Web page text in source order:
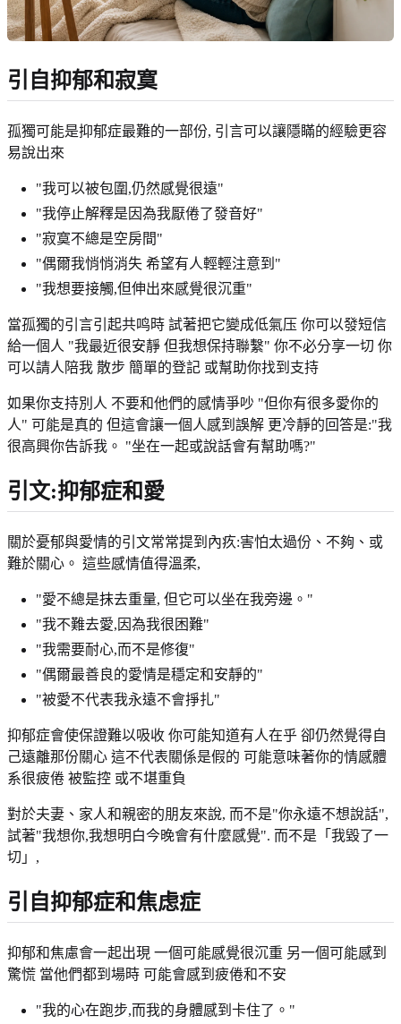
引自抑郁和寂寞
孤獨可能是抑郁症最難的一部份, 引言可以讓隱瞞的經驗更容
易說出來
"我可以被包圍,仍然感覺很遠"
"我停止解釋是因為我厭倦了發音好"
"寂寞不總是空房間"
"偶爾我悄悄消失 希望有人輕輕注意到"
"我想要接觸,但伸出來感覺很沉重"
當孤獨的引言引起共鸣時 試著把它變成低氣压 你可以發短信
給一個人 "我最近很安靜 但我想保持聯繫" 你不必分享一切 你
可以請人陪我 散步 簡單的登記 或幫助你找到支持
如果你支持別人 不要和他們的感情爭吵 "但你有很多愛你的
人" 可能是真的 但這會讓一個人感到誤解 更冷靜的回答是:"我
很高興你告訴我。 "坐在一起或說話會有幫助嗎?"
引文:抑郁症和愛
關於憂郁與愛情的引文常常提到內疚:害怕太過份、不夠、或
難於關心。 這些感情值得溫柔,
"愛不總是抹去重量, 但它可以坐在我旁邊。"
"我不難去愛,因為我很困難"
"我需要耐心,而不是修復"
"偶爾最善良的愛情是穩定和安靜的"
"被愛不代表我永遠不會掙扎"
抑郁症會使保證難以吸收 你可能知道有人在乎 卻仍然覺得自
己遠離那份關心 這不代表關係是假的 可能意味著你的情感體
系很疲倦 被監控 或不堪重負
對於夫妻、家人和親密的朋友來說, 而不是"你永遠不想說話",
試著"我想你,我想明白今晚會有什麼感覺". 而不是「我毀了一
切」,
引自抑郁症和焦虑症
抑郁和焦慮會一起出現 一個可能感覺很沉重 另一個可能感到
驚慌 當他們都到場時 可能會感到疲倦和不安
"我的心在跑步,而我的身體感到卡住了。"